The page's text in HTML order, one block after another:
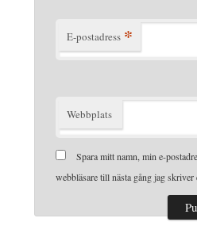
E-postadress *
Webbplats
Spara mitt namn, min e-
webbläsare till nästa gång jag skriver